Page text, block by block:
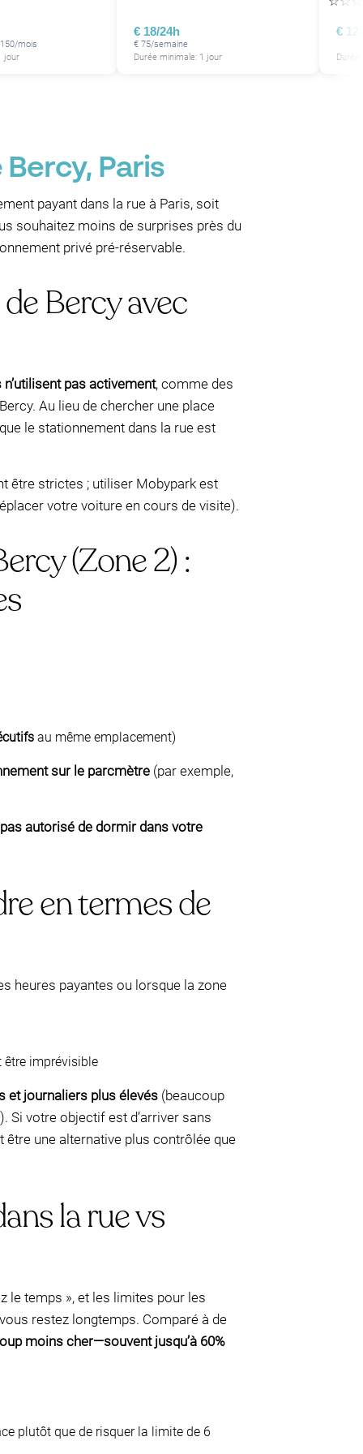
mois
jour
€ 18/24h
€ 75/semaine
Durée minimale: 1 jour
€
Durée
Paris
payant dans la rue à Paris, soit
souhaitez moins de surprises près du
privé pré-réservable.
Bercy avec
pas activement, comme des
Au lieu de chercher une place
le stationnement dans la rue est
être strictes ; utiliser Mobypark est
votre voiture en cours de visite).
(Zone 2) :
au même emplacement)
sur le parcmètre (par exemple,
pas autorisé de dormir dans votre
en termes de
heures payantes ou lorsque la zone
être imprévisible
et journaliers plus élevés (beaucoup
). Si votre objectif est d’arriver sans
être une alternative plus contrôlée que
la rue vs
le temps », et les limites pour les
restez longtemps. Comparé à de
moins cher—souvent jusqu’à 60%
plutôt que de risquer la limite de 6